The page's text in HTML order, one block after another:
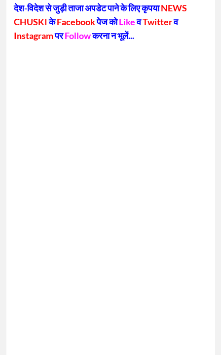
देश-विदेश से जुड़ी ताजा अपडेट पाने के लिए कृपयाNEWS
CHUSKIकेFacebookपेज कोLikeवTwitterव
InstagramपरFollowकरना न भूलें...